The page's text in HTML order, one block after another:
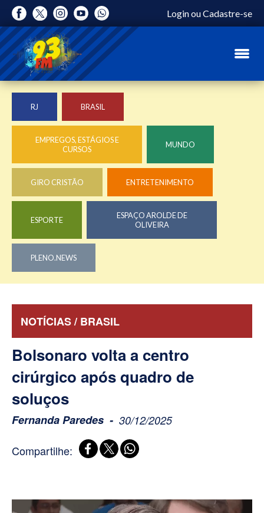
LoginouCadastre-se
RJ BRASIL
EMPREGOS, ESTÁGIOS E
CURSOS
MUNDO
GIRO CRISTÃO ENTRETENIMENTO
ESPORTE
ESPAÇO AROLDE DE
OLIVEIRA
PLENO.NEWS
NOTÍCIAS / BRASIL
Bolsonaro volta a centro
cirúrgico após quadro de
soluços
Fernanda Paredes 30/12/2025
Compartilhe: